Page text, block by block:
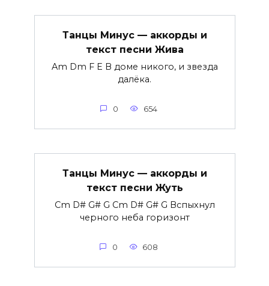
Танцы Минус — аккорды и
текст песни Жива
Am Dm F E В доме никого, и звезда
далёка.
0 654
Танцы Минус — аккорды и
текст песни Жуть
Cm D# G# G Cm D# G# G Вспыхнул
черного неба горизонт
0 608